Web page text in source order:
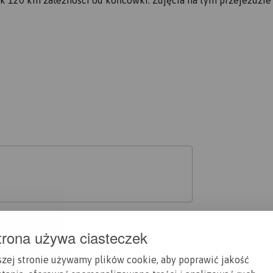
używa ciasteczek
stronie używamy plików cookie, aby poprawić jakość
CI SIĘ MAPOPRZEWODNIK LUB